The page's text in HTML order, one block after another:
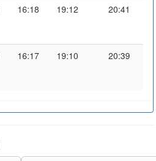
16:18 19:12 20:41
16:17 19:10 20:39